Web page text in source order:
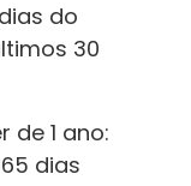
do
30
de 1 ano:
dias